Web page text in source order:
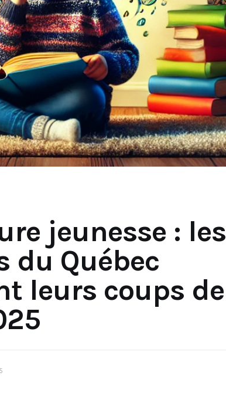
jeunesse : les
du Québec
leurs coups de